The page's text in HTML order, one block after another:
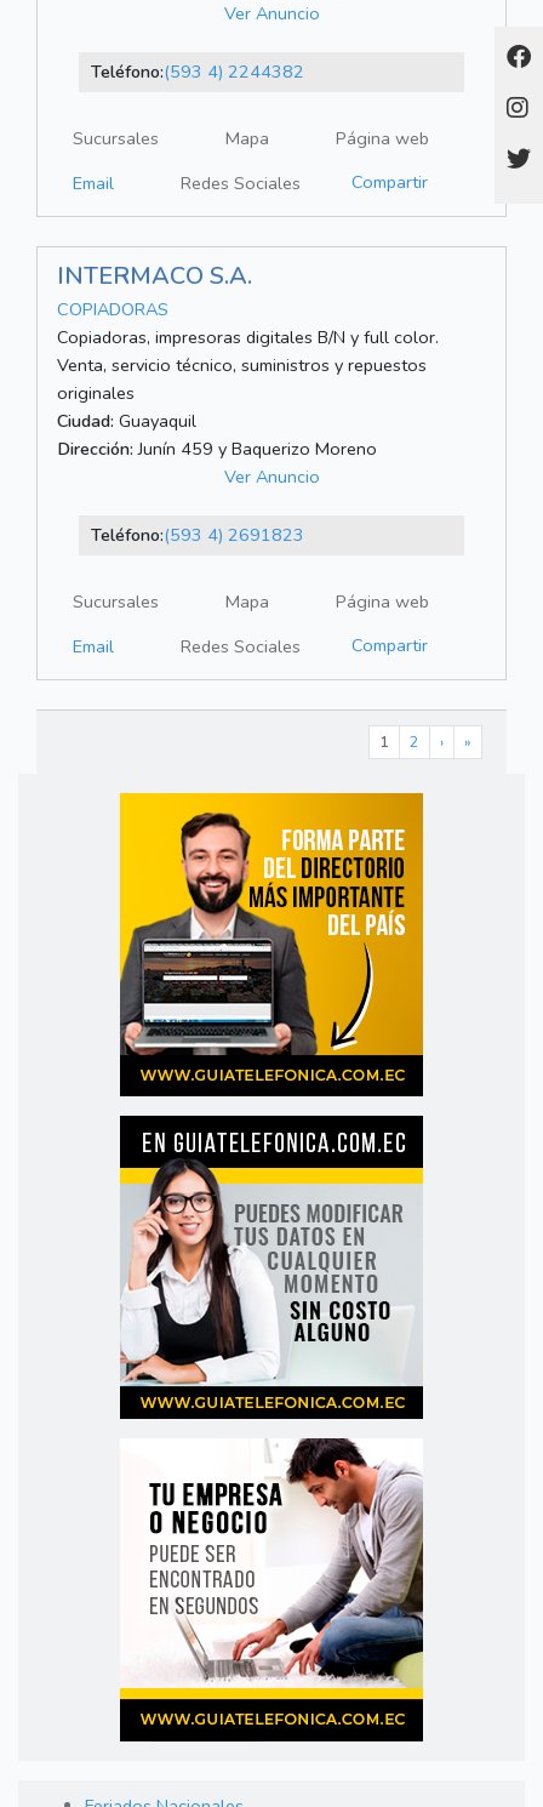
Ver Anuncio
Teléfono:(593 4) 2244382
Sucursales Mapa
Página web
Email
Redes Sociales Compartir
INTERMACO S.A.
COPIADORAS
Copiadoras, impresoras digitales B/N y full color.
Venta, servicio técnico, suministros y repuestos
originales
Ciudad: Guayaquil
Dirección: Junín 459 y Baquerizo Moreno
Ver Anuncio
Teléfono:(593 4) 2691823
Sucursales Mapa
Página web
Email
Redes Sociales Compartir
1 2 › »